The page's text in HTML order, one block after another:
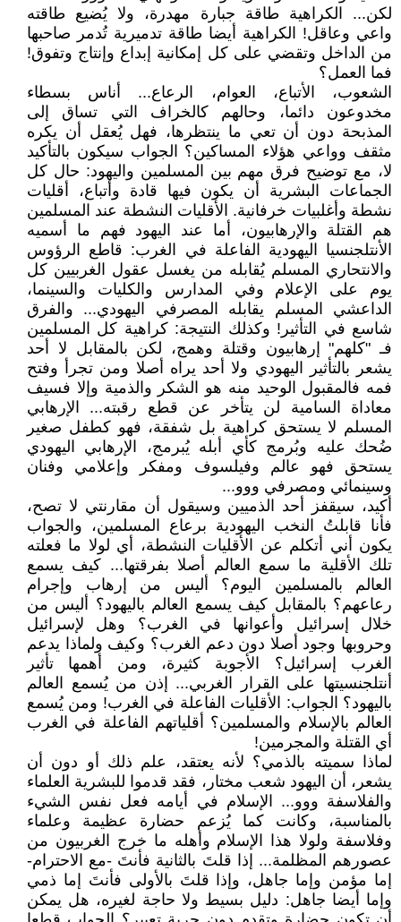
لكن... الكراهية طاقة جبارة مهدرة، ولا يُضيع طاقته
واعي وعاقل! الكراهية أيضا طاقة تدميرية تُدمر صاحبها
من الداخل وتقضي على كل إمكانية إبداع وإنتاج وتفوق!
فما العمل؟
الشعوب، الأتباع، العوام، الرعاع... أناس بسطاء
مخدوعون دائما، وحالهم كالخراف التي تساق إلى
المذبحة دون أن تعي ما ينتظرها، فهل يُعقل أن يكره
مثقف وواعي هؤلاء المساكين؟ الجواب سيكون بالتأكيد
لا، مع توضيح فرق مهم بين المسلمين واليهود: حال كل
الجماعات البشرية أن يكون فيها قادة وأتباع، أقليات
نشطة وأغلبيات خرفانية. الأقليات النشطة عند المسلمين
هم القتلة والإرهابيون، أما عند اليهود فهم ما أسميه
الأنتلجنسيا اليهودية الفاعلة في الغرب: قاطع الرؤوس
والانتحاري المسلم يُقابله من يغسل عقول الغربيين كل
يوم على الإعلام وفي المدارس والكليات والسينما،
الداعشي المسلم يقابله المصرفي اليهودي... والفرق
شاسع في التأثير! وكذلك النتيجة: كراهية كل المسلمين
فـ "كلهم" إرهابيون وقتلة وهمج، لكن بالمقابل لا أحد
يشعر بالتأثير اليهودي ولا أحد يراه أصلا ومن تجرأ وفتح
فمه فالمقبول الوحيد منه هو الشكر والذمية وإلا فسيف
معاداة السامية لن يتأخر عن قطع رقبته... الإرهابي
المسلم لا يستحق كراهية بل شفقة، فهو كطفل صغير
ضُحك عليه وبُرمج كأي أبله يُبرمج، الإرهابي اليهودي
يستحق فهو عالم وفيلسوف ومفكر وإعلامي وفنان
وسينمائي ومصرفي ووو...
أكيد، سيقفز أحد الذميين وسيقول أن مقارنتي لا تصح،
فأنا قابلتُ النخب اليهودية برعاع المسلمين، والجواب
يكون أني أتكلم عن الأقليات النشطة، أي لولا ما فعلته
تلك الأقلية ما سمع العالم أصلا بفرقتها... كيف يسمع
العالم بالمسلمين اليوم؟ أليس من إرهاب وإجرام
رعاعهم؟ بالمقابل كيف يسمع العالم باليهود؟ أليس من
خلال إسرائيل وأعوانها في الغرب؟ وهل لإسرائيل
وحروبها وجود أصلا دون دعم الغرب؟ وكيف ولماذا يدعم
الغرب إسرائيل؟ الأجوبة كثيرة، ومن أهمها تأثير
أنتلجنسيتها على القرار الغربي... إذن من يُسمع العالم
باليهود؟ الجواب: الأقليات الفاعلة في الغرب! ومن يُسمع
العالم بالإسلام والمسلمين؟ أقلياتهم الفاعلة في الغرب
أي القتلة والمجرمين!
لماذا سميته بالذمي؟ لأنه يعتقد، علم ذلك أو دون أن
يشعر، أن اليهود شعب مختار، فقد قدموا للبشرية العلماء
والفلاسفة ووو... الإسلام في أيامه فعل نفس الشيء
بالمناسبة، وكانت كما يُزعم حضارة عظيمة وعلماء
وفلاسفة ولولا هذا الإسلام وأهله ما خرج الغربيون من
عصورهم المظلمة... إذا قلتَ بالثانية فأنتَ -مع الاحترام-
إما مؤمن وإما جاهل، وإذا قلتَ بالأولى فأنتَ إما ذمي
وإما أيضا جاهل: دليل بسيط ولا حاجة لغيره، هل يمكن